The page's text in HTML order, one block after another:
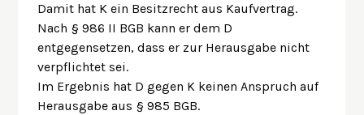
Damit hat K ein Besitzrecht aus Kaufvertrag.
Nach § 986 II BGB kann er dem D
entgegensetzen, dass er zur Herausgabe nicht
verpflichtet sei.
Im Ergebnis hat D gegen K keinen Anspruch auf
Herausgabe aus § 985 BGB.